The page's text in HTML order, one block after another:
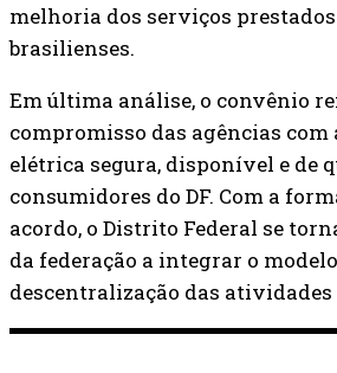
melhoria dos serviços
brasilienses.
Em última análise, o convênio
compromisso das agências com
elétrica segura, disponível e de
consumidores do DF. Com a
acordo, o Distrito Federal se
da federação a integrar o
descentralização das